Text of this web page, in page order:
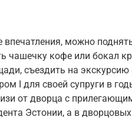
можно
чашечку кофе или бокал
съездить на экскурсию
I для своей супруги в
от дворца с
Эстонии, а в